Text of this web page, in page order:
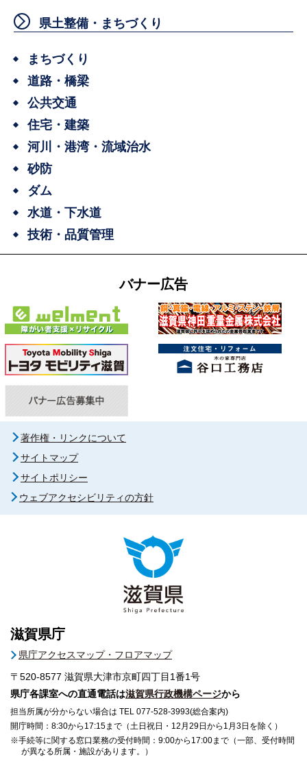
県土整備・まちづくり
まちづくり
道路・橋梁
公共交通
住宅・建築
河川・港湾・流域治水
砂防
ダム
水道・下水道
技術・品質管理
バナー広告
著作権・リンクについて
サイトマップ
サイトポリシー
ウェブアクセシビリティの方針
滋賀県庁
県庁アクセスマップ・フロアマップ
〒520-8577 滋賀県大津市京町四丁目1番1号
県庁各課室への直通電話は滋賀県行政機構ページから
担当所属が分からない場合は TEL 077-528-3993(総合案内)
開庁時間：8:30から17:15まで（土日祝日・12月29日から1月3日を除く）
※手続等に関する窓口業務の受付時間：9:00から17:00まで（一部、受付時間
が異なる所属・施設があります。）